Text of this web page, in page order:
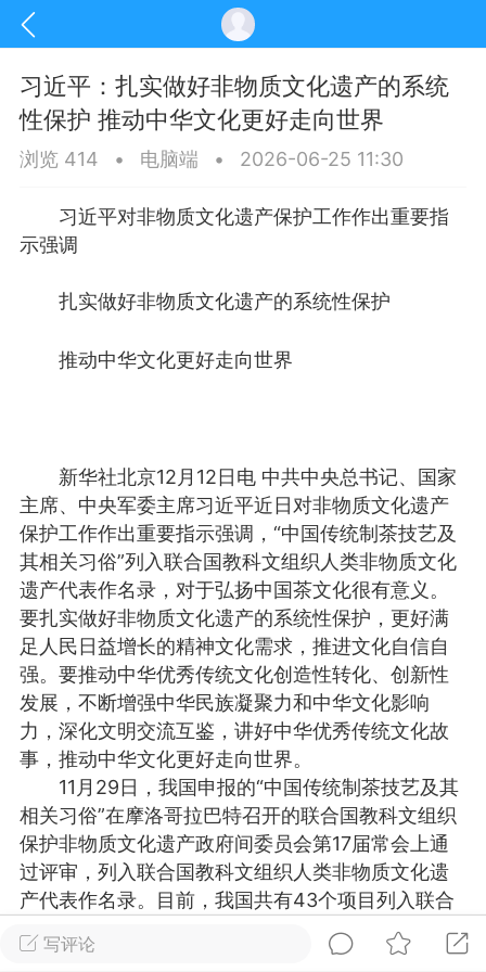
问答 闲谈 服务
网络
Lv 6
28 17:58
电脑端 公开内容
，我来了
锡
0 2.5w
生活在线
VIP 7
28 12:59
电脑端 公开内容
：街巷间的爽滑滋味
山街巷，米线摊前已排起长队。老板娘
有的米线放进沸水，“米线要选白亮柔韧
写评论
习近平：扎实做好非物质文化遗产的系统
性保护 推动中华文化更好走向世界
浏览 414 • 电脑端 • 2026-06-25 11:30
习近平对非物质文化遗产保护工作作出重要指
示强调
扎实做好非物质文化遗产的系统性保护
推动中华文化更好走向世界
新华社北京12月12日电 中共中央总书记、国家
主席、中央军委主席习近平近日对非物质文化遗产
保护工作作出重要指示强调，“中国传统制茶技艺及
其相关习俗”列入联合国教科文组织人类非物质文化
遗产代表作名录，对于弘扬中国茶文化很有意义。
要扎实做好非物质文化遗产的系统性保护，更好满
足人民日益增长的精神文化需求，推进文化自信自
强。要推动中华优秀传统文化创造性转化、创新性
发展，不断增强中华民族凝聚力和中华文化影响
力，深化文明交流互鉴，讲好中华优秀传统文化故
事，推动中华文化更好走向世界。
11月29日，我国申报的“中国传统制茶技艺及其
相关习俗”在摩洛哥拉巴特召开的联合国教科文组织
保护非物质文化遗产政府间委员会第17届常会上通
过评审，列入联合国教科文组织人类非物质文化遗
产代表作名录。目前，我国共有43个项目列入联合
国教科文组织非物质文化遗产名录、名册，居世界
第一。